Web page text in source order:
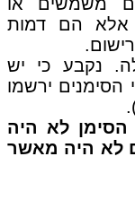
אלא הם דמות
נקבע כי יש
הסימנים ירשמו
הסימן לא היה
לא היה מאשר